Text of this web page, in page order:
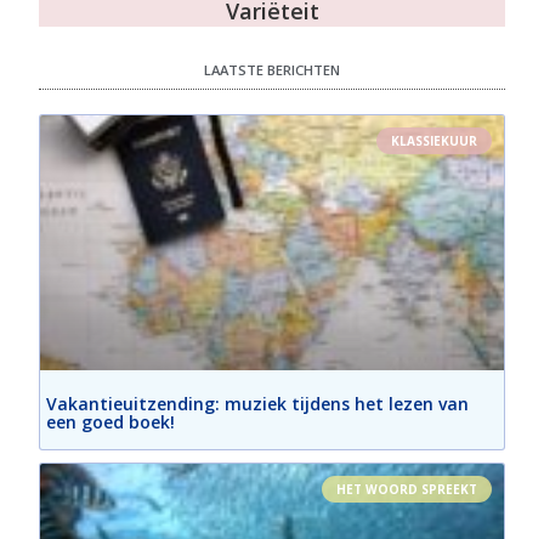
Variëteit
LAATSTE BERICHTEN
KLASSIEKUUR
Vakantieuitzending: muziek tijdens het lezen van
een goed boek!
HET WOORD SPREEKT